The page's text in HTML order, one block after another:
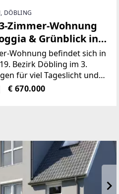
DÖBLING
Zimmer-Wohnung
& Grünblick in
Wohnung befindet sich in
Bezirk Döbling im 3.
für viel Tageslicht und
mit schönem
besteht aus einem
€ 670.000